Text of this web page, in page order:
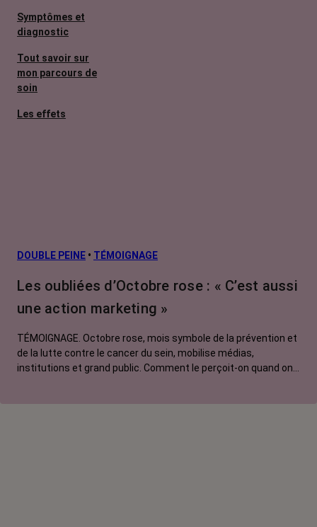
Symptômes et
diagnostic
Tout savoir sur
mon parcours de
soin
Les effets
L’après cancer
Traitements
contre le cancer
DOUBLE PEINE • TÉMOIGNAGE
Les oubliées d’Octobre rose : « C’est aussi
une action marketing »
TÉMOIGNAGE. Octobre rose, mois symbole de la prévention et
de la lutte contre le cancer du sein, mobilise médias,
institutions et grand public. Comment le perçoit-on quand on